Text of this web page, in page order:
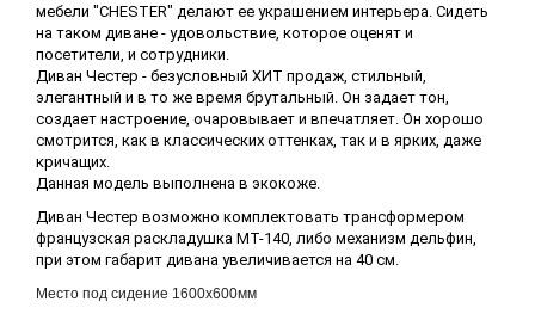
мебели "CHESTER" делают ее украшением интерьера. Сидеть
на таком диване - удовольствие, которое оценят и
посетители, и сотрудники.
Диван Честер - безусловный ХИТ продаж, стильный,
элегантный и в то же время брутальный. Он задает тон,
создает настроение, очаровывает и впечатляет. Он хорошо
смотрится, как в классических оттенках, так и в ярких, даже
кричащих.
Данная модель выполнена в экокоже.
Диван Честер возможно комплектовать трансформером
французская раскладушка МТ-140, либо механизм дельфин,
при этом габарит дивана увеличивается на 40 см.
Место под сидение 1600х600мм